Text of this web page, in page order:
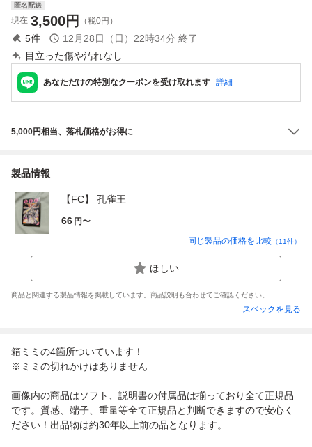
匿名配送
現在 3,500円 （税0円）
5件 12月28日（日）22時34分 終了
目立った傷や汚れなし
あなただけの特別なクーポンを受け取れます 詳細
5,000円相当、落札価格がお得に
製品情報
【FC】 孔雀王
66 円〜
同じ製品の価格を比較 （11件）
ほしい
商品と関連する製品情報を掲載しています。商品説明も合わせてご確認ください。
スペックを見る
箱ミミの4箇所ついています！
※ミミの切れかけはありません
画像内の商品はソフト、説明書の付属品は揃っており全て正規品
です。質感、端子、重量等全て正規品と判断できますので安心く
ださい！出品物は約30年以上前の品となります。